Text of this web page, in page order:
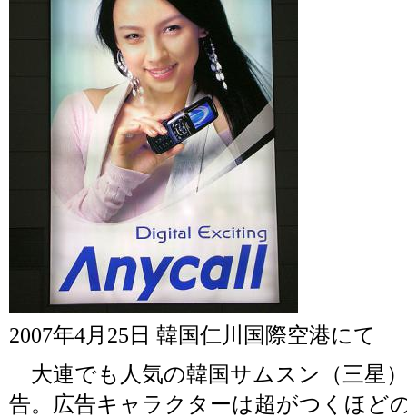
2007年4月25日 韓国仁川国際空港にて
大連でも人気の韓国サムスン（三星
告。広告キャラクターは超がつくほど